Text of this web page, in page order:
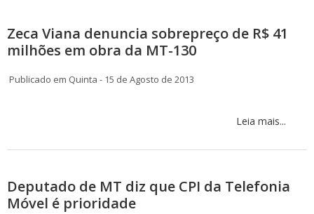
Zeca Viana denuncia sobrepreço de R$ 41
milhões em obra da MT-130
Publicado em Quinta - 15 de Agosto de 2013
Leia mais...
Deputado de MT diz que CPI da Telefonia
Móvel é prioridade